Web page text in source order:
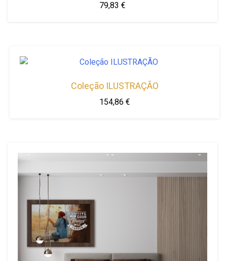
79,83 €
multiple
The
options
product
Coleção ILUSTRAÇÃO
154,86 €